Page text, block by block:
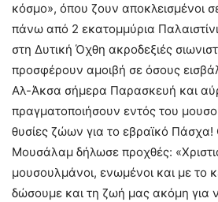
κόσμο», όπου ζουν αποκλεισμένοι
πάνω από 2 εκατομμύρια
στη Δυτική Όχθη ακροδεξιές
προσφέρουν αμοιβή σε όσους
Αλ-Άκσα σήμερα Παρασκευή και
πραγματοποιήσουν εντός του
θυσίες ζώων για το εβραϊκό
Μουσάλαμ δήλωσε προχθές:
μουσουλμάνοι, ενωμένοι και με το
δώσουμε και τη ζωή μας ακόμη για